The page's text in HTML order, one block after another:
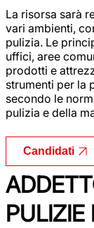
La risorsa sarà
vari ambienti,
pulizia. Le
uffici, aree
prodotti e
strumenti per la
secondo le
pulizia e della
Candidati
PULIZIE